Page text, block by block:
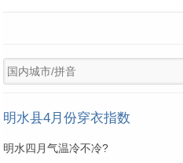
明水县4月份穿衣指数
明水四月气温冷不冷?